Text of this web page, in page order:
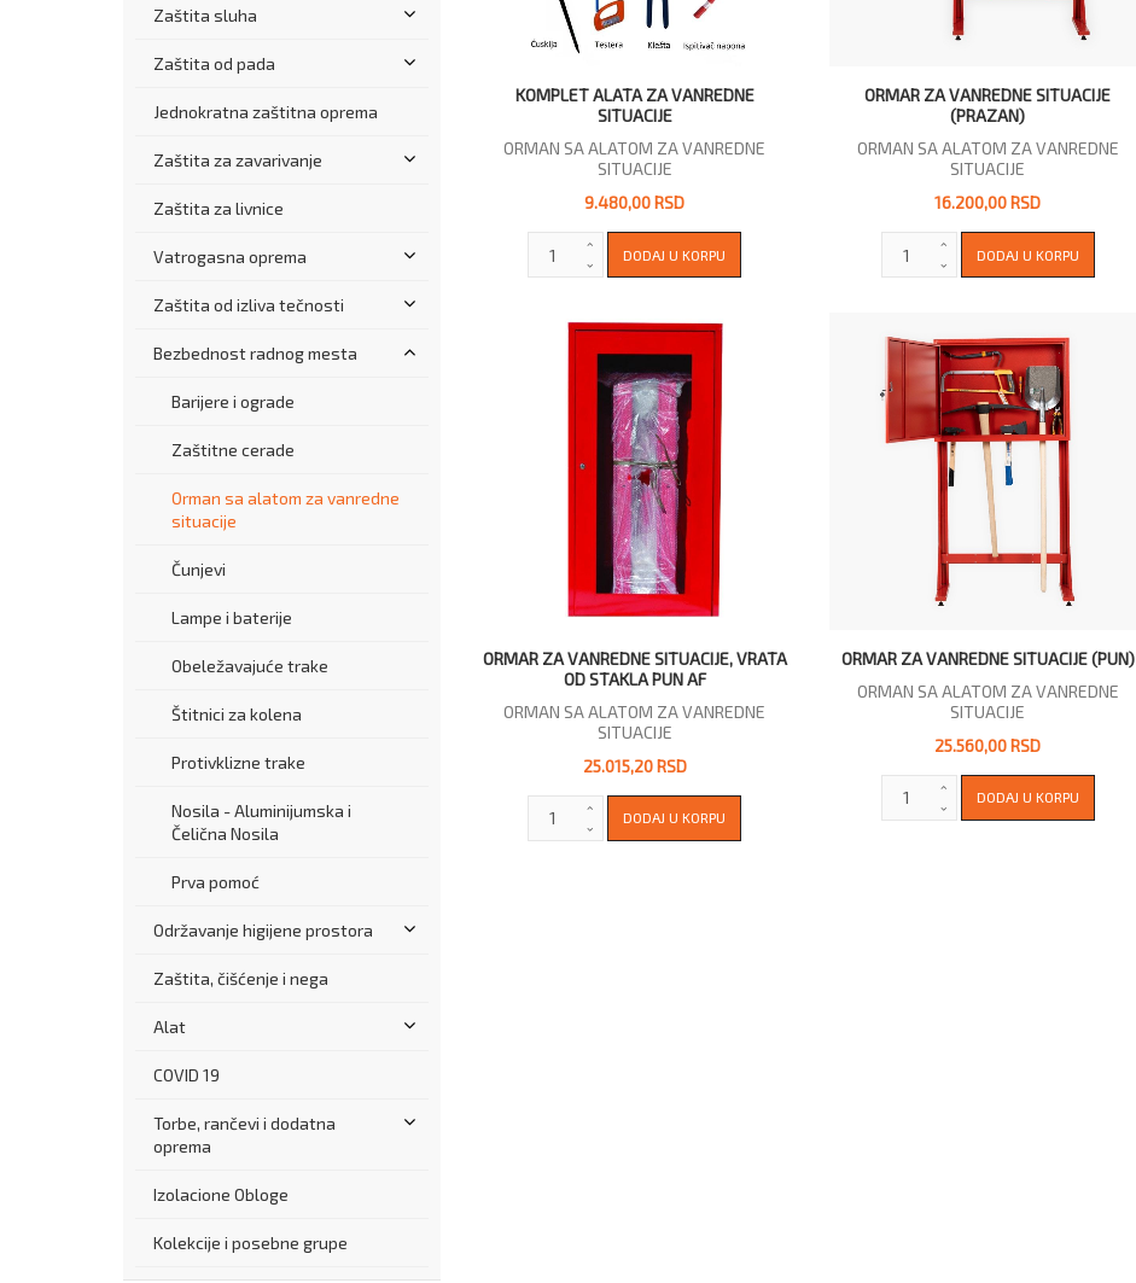
Zaštita sluha
Zaštita od pada
Jednokratna zaštitna oprema
Zaštita za zavarivanje
Zaštita za livnice
Vatrogasna oprema
Zaštita od izliva tečnosti
Bezbednost radnog mesta
Barijere i ograde
Zaštitne cerade
Orman sa alatom za vanredne
situacije
Čunjevi
Lampe i baterije
Obeležavajuće trake
Štitnici za kolena
Protivklizne trake
Nosila - Aluminijumska i
Čelična Nosila
Prva pomoć
Održavanje higijene prostora
Zaštita, čišćenje i nega
Alat
COVID 19
Torbe, rančevi i dodatna
oprema
Izolacione Obloge
Kolekcije i posebne grupe
KOMPLET ALATA ZA VANREDNE
SITUACIJE
ORMAN SA ALATOM ZA VANREDNE
SITUACIJE
9.480,00 RSD
ORMAR ZA VANREDNE SITUACIJE
(PRAZAN)
ORMAN SA ALATOM ZA VANREDNE
SITUACIJE
16.200,00 RSD
ORMAR ZA VANREDNE SITUACIJE, VRATA
OD STAKLA PUN AF
ORMAN SA ALATOM ZA VANREDNE
SITUACIJE
25.015,20 RSD
ORMAR ZA VANREDNE SITUACIJE (PUN)
ORMAN SA ALATOM ZA VANREDNE
SITUACIJE
25.560,00 RSD